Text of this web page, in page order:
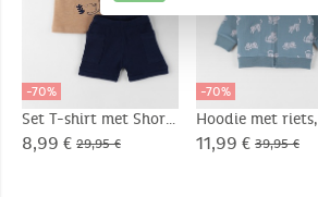
-70%
Set T-shirt met Short,
Katoen
8,99 € 29,95 €
-70%
Hoodie met riets,
Molton
11,99 € 39,95 €